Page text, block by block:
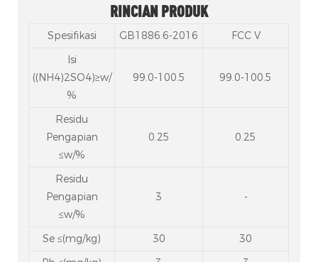
RINCIAN PRODUK
Spesifikasi GB1886.6-2016
FCC V
Isi
((NH4)2SO4)≥w/
%
99.0-100.5 99.0-100.5
Residu
Pengapian
≤w/%
0.25 0.25
Residu
Pengapian
≤w/%
3 -
Se ≤(mg/kg) 30
30